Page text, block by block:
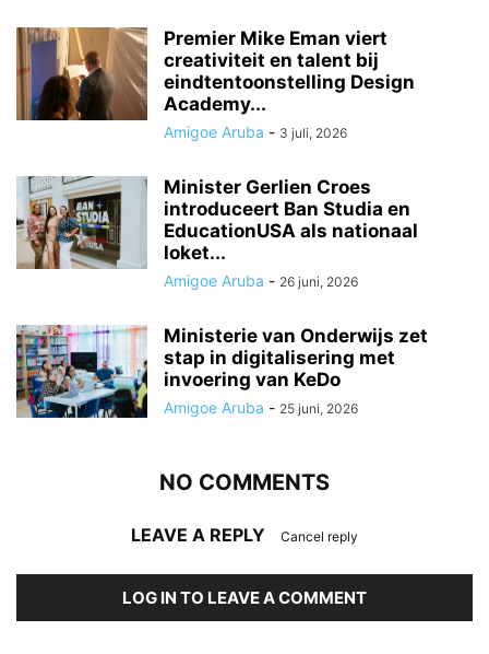
Premier Mike Eman viert
creativiteit en talent bij
eindtentoonstelling Design
Academy...
Amigoe Aruba - 3 juli, 2026
Minister Gerlien Croes
introduceert Ban Studia en
EducationUSA als nationaal
loket...
Amigoe Aruba - 26 juni, 2026
Ministerie van Onderwijs zet
stap in digitalisering met
invoering van KeDo
Amigoe Aruba - 25 juni, 2026
NO COMMENTS
LEAVE A REPLY Cancel reply
LOG IN TO LEAVE A COMMENT